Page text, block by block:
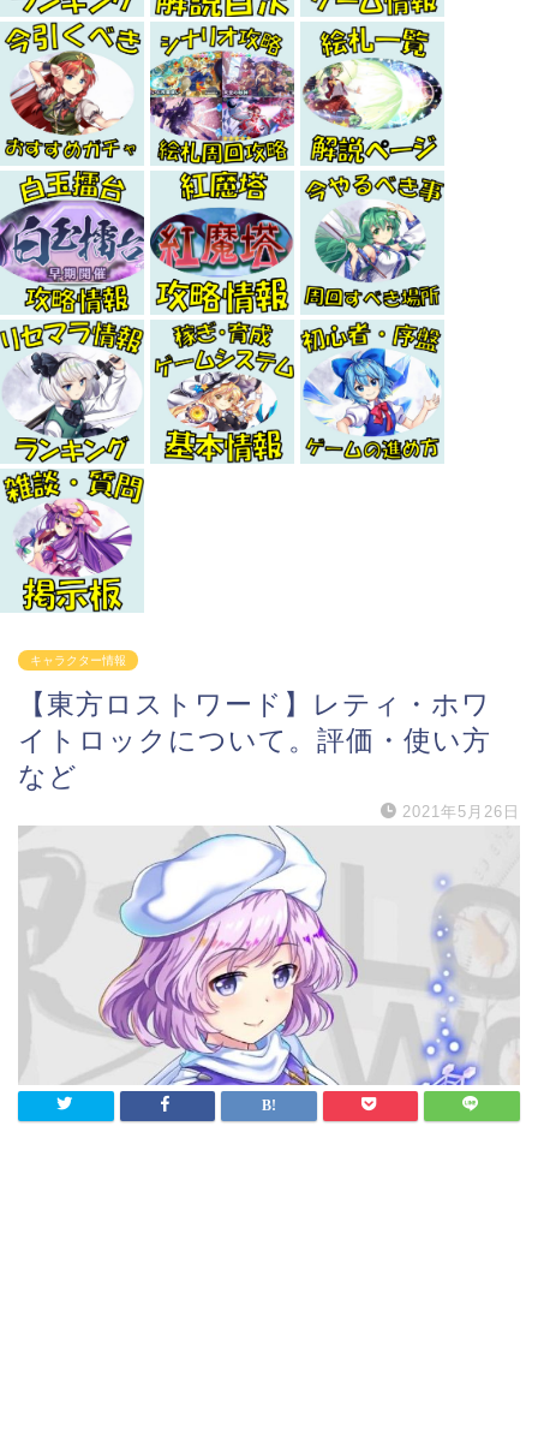
キャラクター情報
【東方ロストワード】レティ・ホワ
イトロックについて。評価・使い方
など
2021年5月26日